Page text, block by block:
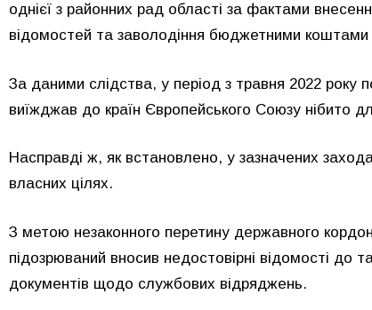
однієї з районних рад області за фактами
відомостей та заволодіння бюджетними коштами
За даними слідства, у період з травня 2022
виїжджав до країн Європейського Союзу нібито
Насправді ж, як встановлено, у зазначених
власних цілях.
З метою незаконного перетину державного
підозрюваний вносив недостовірні відомості до
документів щодо службових відряджень.